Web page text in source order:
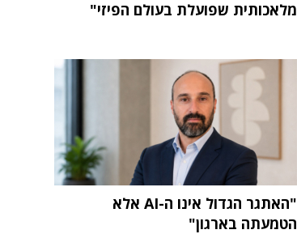
מלאכותית שפועלת בעולם הפיזי"
"האתגר הגדול אינו ה-AI אלא
הטמעתה בארגון"